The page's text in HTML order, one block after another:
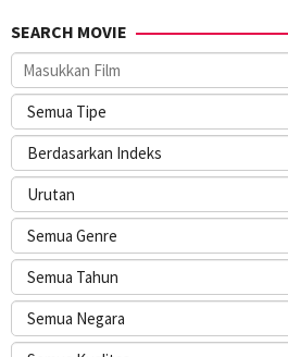
SEARCH MOVIE